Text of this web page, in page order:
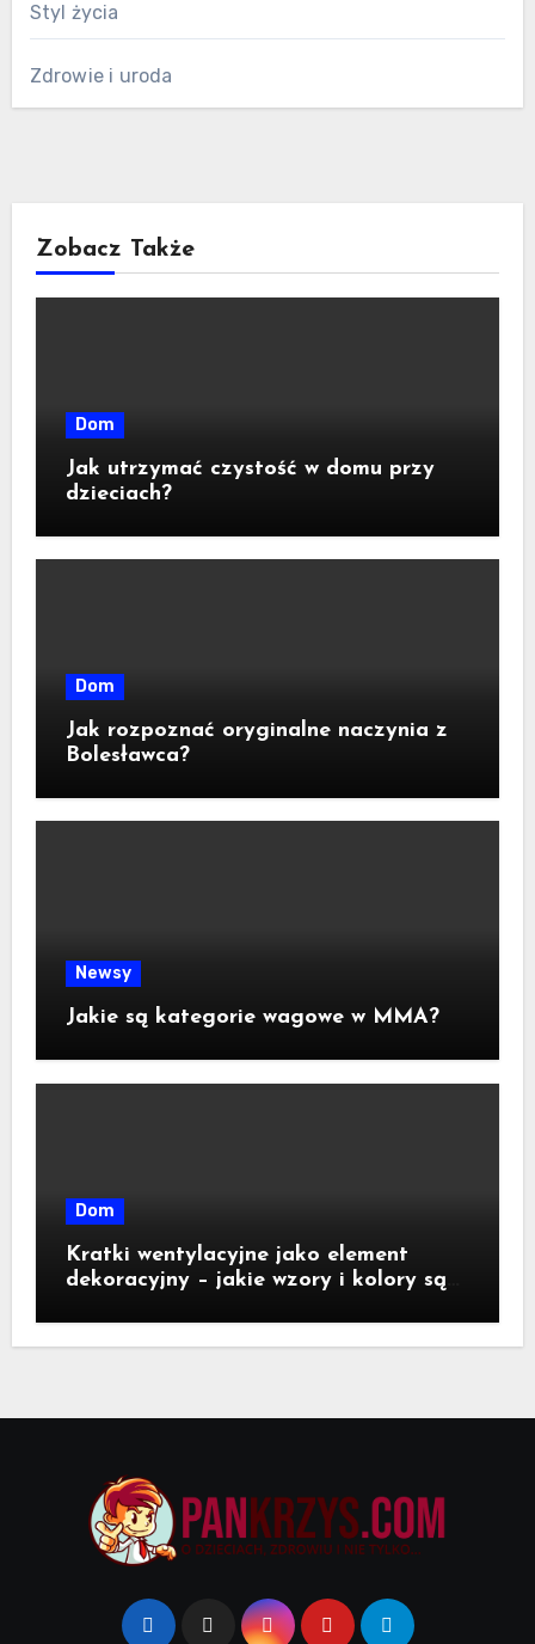
Styl życia
Zdrowie i uroda
Zobacz Także
Dom
Jak utrzymać czystość w domu przy
dzieciach?
Dom
Jak rozpoznać oryginalne naczynia z
Bolesławca?
Newsy
Jakie są kategorie wagowe w MMA?
Dom
Kratki wentylacyjne jako element
dekoracyjny – jakie wzory i kolory są